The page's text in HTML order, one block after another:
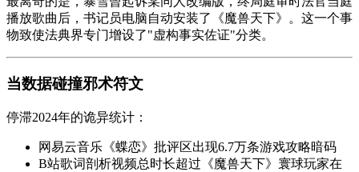
播放歌曲后，书记员电脑自动安装了《魔兽天下》。这一个事
物致使法典界专门增设了"虚构事实佐证"分类。
当数据碰撞邪术符文
停滞2024年的诡异统计：
网易云音乐《蝶恋》批评区出现6.7万条游戏攻略暗码
B站歌词剖析视频总时长超过《魔兽天下》寰球玩家在